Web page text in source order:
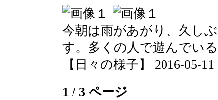
今朝は雨があがり、久し
す。多くの人で遊んでい
【日々の様子】 2016-05-
1 / 3 ページ